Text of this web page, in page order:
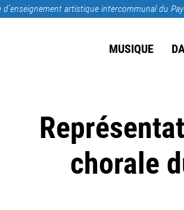
d’enseignement artistique intercommunal du
MUSIQUE
chorale